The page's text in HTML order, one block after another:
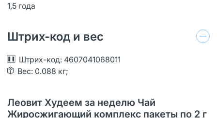
1,5 года
Штрих-код и вес
Штрих-код: 4607041068011
Вес: 0.088 кг;
Леовит Худеем за неделю Чай
Жиросжигающий комплекс пакеты по 2 г